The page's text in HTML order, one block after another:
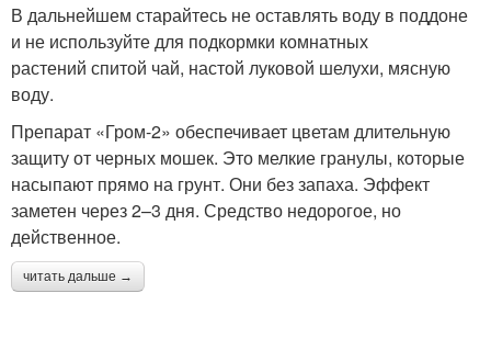
В дальнейшем старайтесь не оставлять воду в поддоне
и не используйте для подкормки комнатных
растений спитой чай, настой луковой шелухи, мясную
воду.
Препарат «Гром-2» обеспечивает цветам длительную
защиту от черных мошек. Это мелкие гранулы, которые
насыпают прямо на грунт. Они без запаха. Эффект
заметен через 2–3 дня. Средство недорогое, но
действенное.
читать дальше →